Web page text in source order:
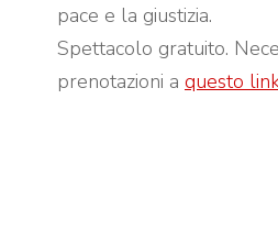
pace e la giustizia.
Spettacolo gratuito.
prenotazioni a questo